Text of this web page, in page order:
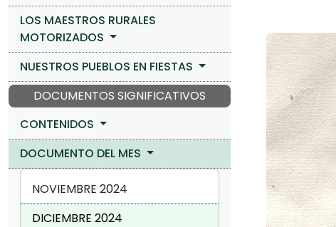
LOS MAESTROS RURALES
MOTORIZADOS
NUESTROS PUEBLOS EN FIESTAS
DOCUMENTOS SIGNIFICATIVOS
CONTENIDOS
DOCUMENTO DEL MES
NOVIEMBRE 2024
DICIEMBRE 2024